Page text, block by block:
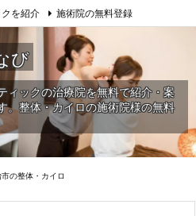
を紹介 施術院の無料登録
び
ィックの治療院を無料で紹介・案
。整体・カイロの施術院様の無料
の整体・カイロ